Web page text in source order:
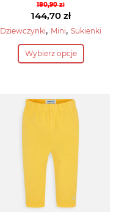
180,90zł
Pierwotna
cena
wynosiła:
180,90 zł.
144,70 zł
Aktualna
cena
wynosi:
Dziewczynki, Mini, Sukienki
Wybierz opcje
Ten
produkt
wariantów.
Opcje
można
wybrać
na
stronie
produktu